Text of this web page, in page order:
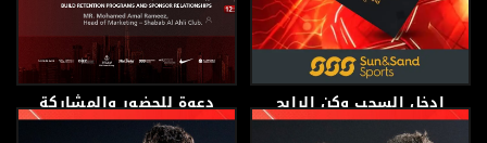
ادخل السحب وكن الرابح
بقسيمة بقيمة 500 درهم
دعوة للحضور والمشاركة